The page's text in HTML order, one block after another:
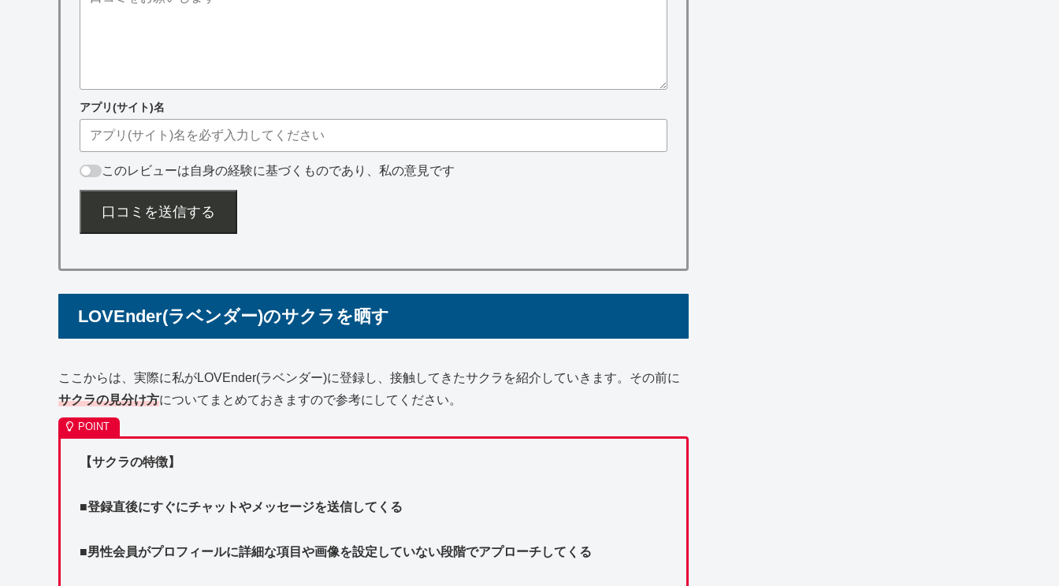
アプリ(サイト)名
このレビューは自身の経験に基づくものであり、私の意見です
口コミを送信する
LOVEnder(ラベンダー)のサクラを晒す
ここからは、実際に私がLOVEnder(ラベンダー)に登録し、接触してきたサクラを紹介していきます。その前に
サクラの見分け方についてまとめておきますので参考にしてください。
【サクラの特徴】
■登録直後にすぐにチャットやメッセージを送信してくる
■男性会員がプロフィールに詳細な項目や画像を設定していない段階でアプローチしてくる